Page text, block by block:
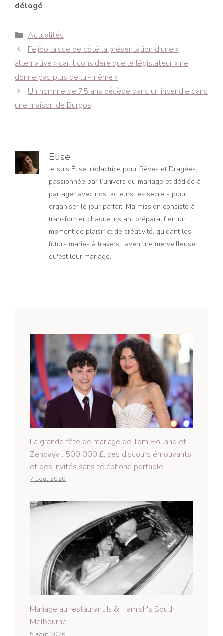
délogé.
Catégories
Actualités
Navigation
des
articles
Feijóo laisse de côté la présentation d'une «
alternative » car il considère que le législateur « ne
donne pas plus de lui-même »
Un homme de 75 ans décède dans un incendie dans
une maison de Burgos
Elise
Je suis Élise, rédactrice pour Rêves et Dragées,
passionnée par l’univers du mariage et dédiée à
partager avec nos lecteurs les secrets pour
organiser le jour parfait. Ma mission consiste à
transformer chaque instant préparatif en un
moment de plaisir et de créativité, guidant les
futurs mariés à travers l'aventure merveilleuse
qu'est leur mariage.
La grande fête de mariage de Tom Holland et
Zendaya : 500 000 £, des discours émouvants
et des invités sans téléphone portable
7 août 2026
Mariage au restaurant Is & Hamish's South
Melbourne
5 août 2026